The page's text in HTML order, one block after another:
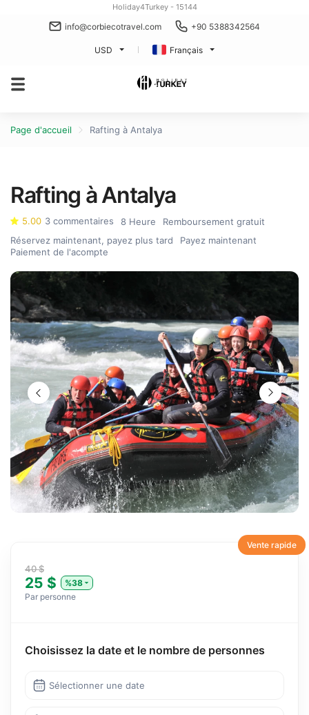
Holiday4Turkey - 15144
info@corbiecotravel.com +90 5388342564
USD Français
Page d'accueil Rafting à Antalya
Rafting à Antalya
5.00 3 commentaires 8 Heure
Remboursement gratuit
Réservez maintenant, payez plus tard
Payez maintenant
Paiement de l'acompte
Vente rapide
40 $
25 $
%38
Par personne
Choisissez la date et le nombre de personnes
Sélectionner une date